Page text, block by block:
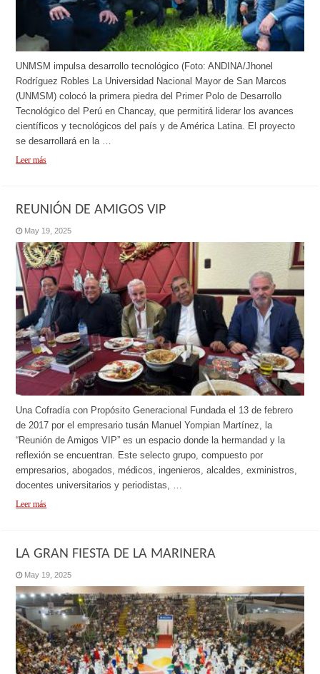
UNMSM impulsa desarrollo tecnológico (Foto: ANDINA/Jhonel
Rodríguez Robles La Universidad Nacional Mayor de San Marcos
(UNMSM) colocó la primera piedra del Primer Polo de Desarrollo
Tecnológico del Perú en Chancay, que permitirá liderar los avances
científicos y tecnológicos del país y de América Latina. El proyecto
se desarrollará en la …
Leer más
REUNIÓN DE AMIGOS VIP
May 19, 2025
Una Cofradía con Propósito Generacional Fundada el 13 de febrero
de 2017 por el empresario tusán Manuel Yompian Martínez, la
“Reunión de Amigos VIP” es un espacio donde la hermandad y la
reflexión se encuentran. Este selecto grupo, compuesto por
empresarios, abogados, médicos, ingenieros, alcaldes, exministros,
docentes universitarios y periodistas, …
Leer más
LA GRAN FIESTA DE LA MARINERA
May 19, 2025